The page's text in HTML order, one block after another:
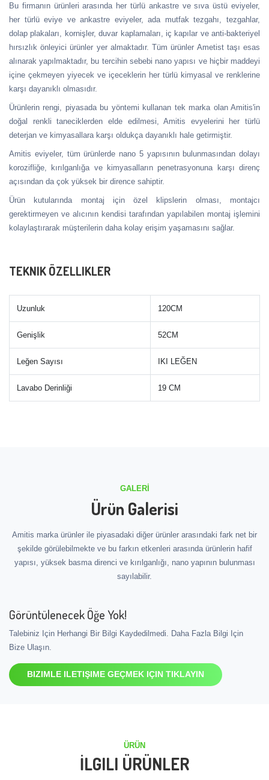
Bu firmanın ürünleri arasında her türlü ankastre ve sıva üstü eviyeler,
her türlü eviye ve ankastre eviyeler, ada mutfak tezgahı, tezgahlar,
dolap plakaları, kornişler, duvar kaplamaları, iç kapılar ve anti-bakteriyel
hırsızlık önleyici ürünler yer almaktadır. Tüm ürünler Ametist taşı esas
alınarak yapılmaktadır, bu tercihin sebebi nano yapısı ve hiçbir maddeyi
içine çekmeyen yiyecek ve içeceklerin her türlü kimyasal ve renklerine
karşı dayanıklı olmasıdır.
Ürünlerin rengi, piyasada bu yöntemi kullanan tek marka olan Amitis'in
doğal renkli taneciklerden elde edilmesi, Amitis evyelerini her türlü
deterjan ve kimyasallara karşı oldukça dayanıklı hale getirmiştir.
Amitis eviyeler, tüm ürünlerde nano 5 yapısının bulunmasından dolayı
korozifliğe, kırılganlığa ve kimyasalların penetrasyonuna karşı direnç
açısından da çok yüksek bir dirence sahiptir.
Ürün kutularında montaj için özel klipslerin olması, montajcı
gerektirmeyen ve alıcının kendisi tarafından yapılabilen montaj işlemini
kolaylaştırarak müşterilerin daha kolay erişim yaşamasını sağlar.
TEKNIK ÖZELLIKLER
Uzunluk 120CM
Genişlik 52CM
Leğen Sayısı IKI LEĞEN
Lavabo Derinliği 19 CM
GALERI
Ürün Galerisi
Amitis marka ürünler ile piyasadaki diğer ürünler arasındaki fark net bir
şekilde görülebilmekte ve bu farkın etkenleri arasında ürünlerin hafif
yapısı, yüksek basma direnci ve kırılganlığı, nano yapının bulunması
sayılabilir.
Görüntülenecek Öğe Yok!
Talebiniz Için Herhangi Bir Bilgi Kaydedilmedi. Daha Fazla Bilgi Için
Bize Ulaşın.
BIZIMLE ILETIŞIME GEÇMEK IÇIN TIKLAYIN
ÜRÜN
İLGILI ÜRÜNLER